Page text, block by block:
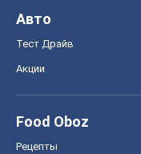
Авто
Тест Драйв
Акции
Food Oboz
Рецепты